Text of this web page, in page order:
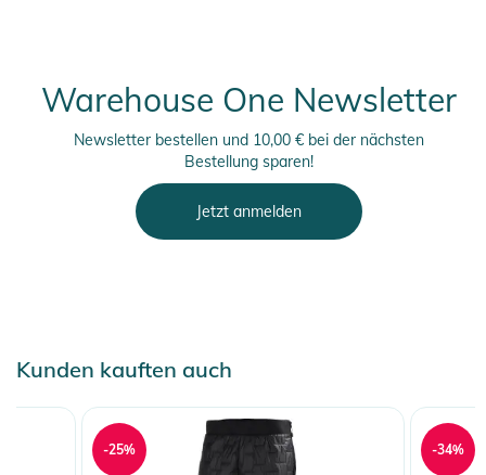
Warehouse One Newsletter
Newsletter bestellen und 10,00 € bei der nächsten
Bestellung sparen!
Jetzt anmelden
Kunden kauften auch
-25% -34%